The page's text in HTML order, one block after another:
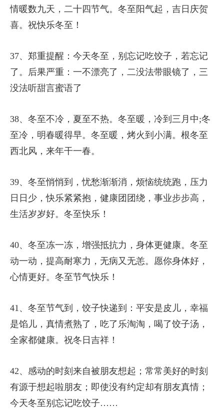
情暖数九天，二十四节气。冬至阳气起，吉日庆贺
喜。祝快乐冬至！
37、郑重提醒：今天冬至，别忘记吃饺子，若忘记
了。后果严重：一不漂亮了，二没法带眼镜了，三
没法听甜言蜜语了
38、冬至不冷，夏至不热。冬至暖，冷到三月中;冬
至冷，明春暖得早。冬至暖，烤火到小满。根冬至
西北风，来年干一春。
39、冬至悄悄到，忧愁渐渐消，烦恼统统跑，压力
日日少，快乐紧紧抱，健康团团绕，事业步步高，
生活岁岁好。冬至快乐！
40、冬至冻一冻，增强抵抗力，身体更健康。冬至
动一动，提高耐寒力，无病又无恙。愿你身体好，
心情更好。冬至节气快乐！
41、冬至节气到，饺子快递到：平安是皮儿，幸福
是馅儿，真情煮熟了，吃了乐淘淘，喝了饺子汤，
全家都健康。祝冬日吉祥！
42、感动的时刻来自被朋友想起；常常美好的时刻
有源于想起啦朋友；即使没有约定却有朋友真情；
今天冬至别忘记吃饺子……